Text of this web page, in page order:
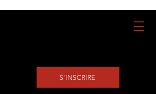
S'INSCRIRE